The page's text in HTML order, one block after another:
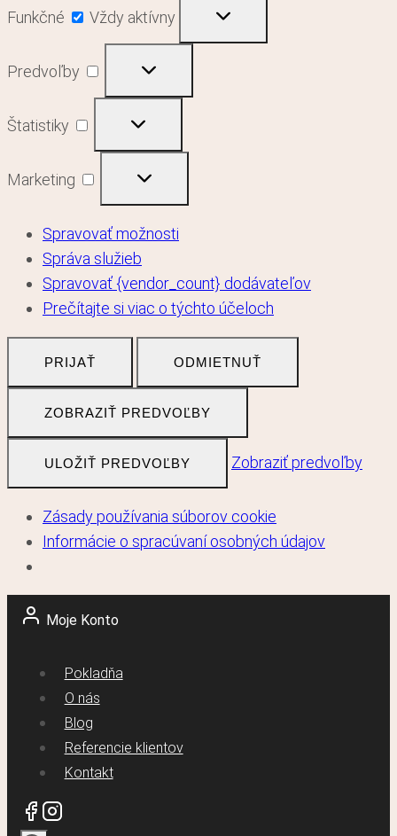
Funkčné
Vždy aktívny
Predvoľby
Štatistiky
Marketing
Spravovať možnosti
Správa služieb
Spravovať {vendor_count} dodávateľov
Prečítajte si viac o týchto účeloch
PRIJAŤ ODMIETNUŤ
ZOBRAZIŤ PREDVOĽBY
ULOŽIŤ PREDVOĽBY Zobraziť predvoľby
Zásady používania súborov cookie
Informácie o spracúvaní osobných údajov
Skip
Moje Konto
Pokladňa
O nás
Blog
Referencie klientov
Kontakt